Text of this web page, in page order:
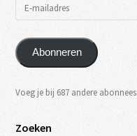
Abonneren
Voeg je bij 687 andere abonnees
Zoeken